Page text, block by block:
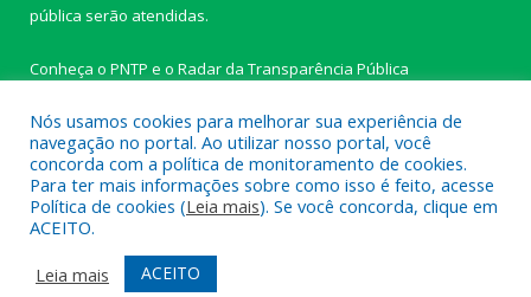
pública serão atendidas.
Conheça o PNTP e o Radar da Transparência Pública
Todos os direitos reservados a Câmara Municipal de Ipixuna do
Pará.
Mapa do Site
Acessar Área Administrativa
Nós usamos cookies para melhorar sua experiência de
navegação no portal. Ao utilizar nosso portal, você
concorda com a política de monitoramento de cookies.
Para ter mais informações sobre como isso é feito, acesse
Política de cookies (Leia mais). Se você concorda, clique em
ACEITO.
Leia mais
ACEITO